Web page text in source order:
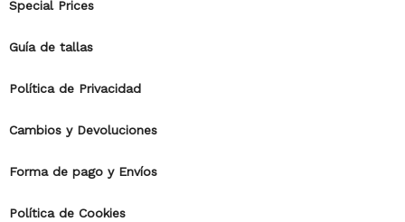
Special Prices
Guía de tallas
Política de Privacidad
Cambios y Devoluciones
Forma de pago y Envíos
Política de Cookies